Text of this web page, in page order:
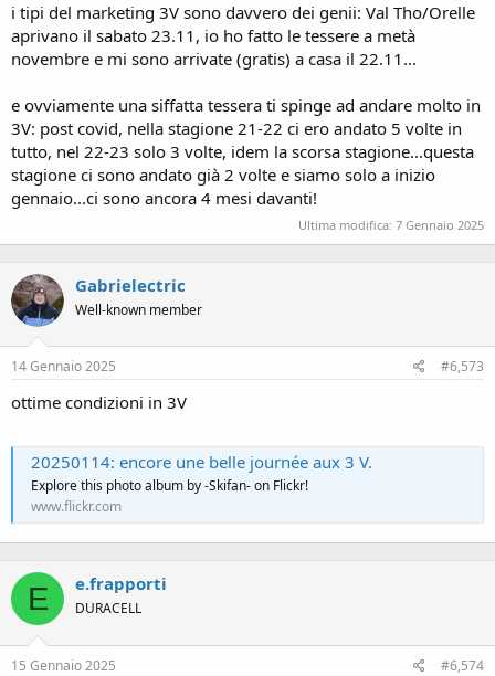
i tipi del marketing 3V sono davvero dei genii: Val Tho/Orelle
aprivano il sabato 23.11, io ho fatto le tessere a metà
novembre e mi sono arrivate (gratis) a casa il 22.11...
e ovviamente una siffatta tessera ti spinge ad andare molto in
3V: post covid, nella stagione 21-22 ci ero andato 5 volte in
tutto, nel 22-23 solo 3 volte, idem la scorsa stagione...questa
stagione ci sono andato già 2 volte e siamo solo a inizio
gennaio...ci sono ancora 4 mesi davanti!
Ultima modifica: 7 Gennaio 2025
Gabrielectric
Well-known member
14 Gennaio 2025 #6,573
ottime condizioni in 3V
20250114: encore une belle journée aux 3 V.
Explore this photo album by -Skifan- on Flickr!
www.flickr.com
E e.frapporti
DURACELL
15 Gennaio 2025 #6,574